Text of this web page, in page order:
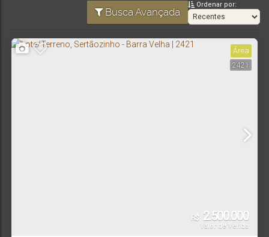
Busca Avançada
Ordenar por:
2421
Área
R$ 2.500.000
Valor de Venda